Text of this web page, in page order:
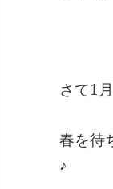
さて1
春を待
♪